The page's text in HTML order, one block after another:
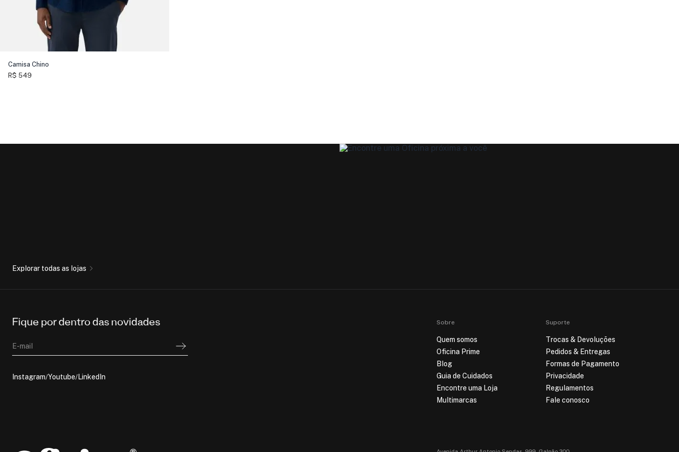
Camisa Chino
R$ 549
Explorar todas as lojas
Fique por dentro das novidades
E-mail
Instagram Youtube LinkedIn
Sobre
Quem somos
Oficina Prime
Blog
Guia de Cuidados
Encontre uma Loja
Multimarcas
Suporte
Trocas & Devoluções
Pedidos & Entregas
Formas de Pagamento
Privacidade
Regulamentos
Fale conosco